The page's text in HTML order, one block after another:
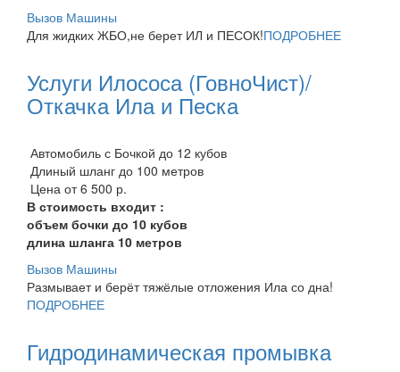
Вызов Машины
Для жидких ЖБО,не берет ИЛ и ПЕСОК!ПОДРОБНЕЕ
Услуги Илососа (ГовноЧист)/
Откачка Ила и Песка
Автомобиль с Бочкой до 12 кубов
Длиный шланг до 100 метров
Цена от 6 500 р.
В стоимость входит :
объем бочки до 10 кубов
длина шланга 10 метров
Вызов Машины
Размывает и берёт тяжёлые отложения Ила со дна!
ПОДРОБНЕЕ
Гидродинамическая промывка